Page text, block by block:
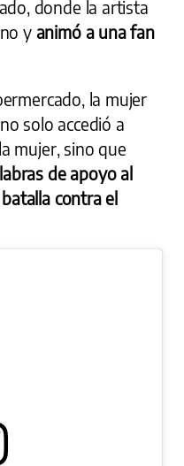
donde la artista
yanimó a una fan
la mujer
solo accedió a
mujer, sino que
de apoyo al
contra el